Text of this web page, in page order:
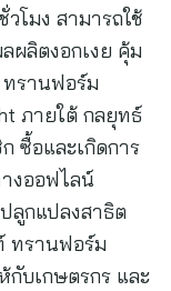
โมง สามารถใช้
ผลิตงอกเงย คุ้ม
รานฟอร์ม
ภายใต้ กลยุทธ์
ซื้อและเกิดการ
งออฟไลน์
ลูกแปลงสาธิต
ทรานฟอร์ม
กับเกษตรกร และ